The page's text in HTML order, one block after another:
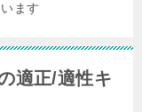
ます
適正/適性キ